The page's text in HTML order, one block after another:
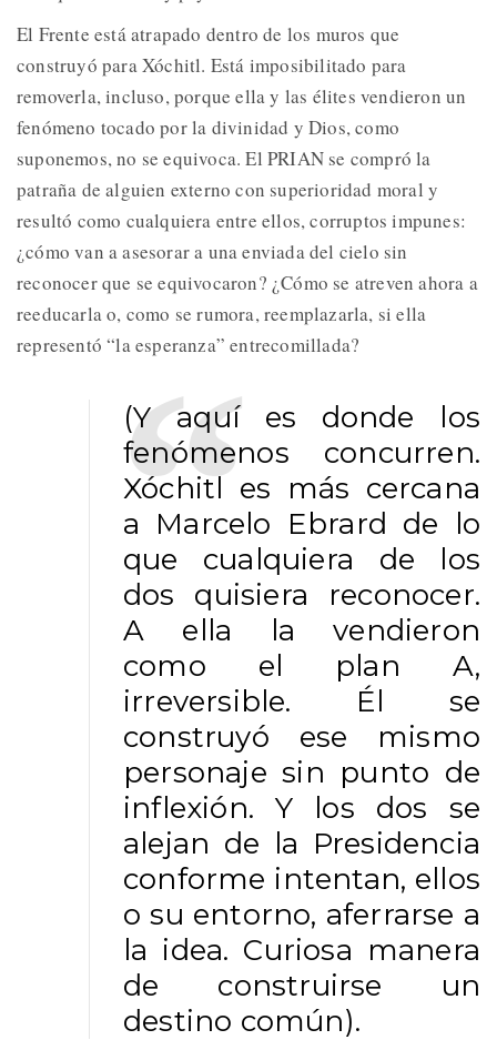
El Frente está atrapado dentro de los muros que
construyó para Xóchitl. Está imposibilitado para
removerla, incluso, porque ella y las élites vendieron un
fenómeno tocado por la divinidad y Dios, como
suponemos, no se equivoca. El PRIAN se compró la
patraña de alguien externo con superioridad moral y
resultó como cualquiera entre ellos, corruptos impunes:
¿cómo van a asesorar a una enviada del cielo sin
reconocer que se equivocaron? ¿Cómo se atreven ahora a
reeducarla o, como se rumora, reemplazarla, si ella
representó “la esperanza” entrecomillada?
(Y aquí es donde los
fenómenos concurren.
Xóchitl es más cercana
a Marcelo Ebrard de lo
que cualquiera de los
dos quisiera reconocer.
A ella la vendieron
como el plan A,
irreversible. Él se
construyó ese mismo
personaje sin punto de
inflexión. Y los dos se
alejan de la Presidencia
conforme intentan, ellos
o su entorno, aferrarse a
la idea. Curiosa manera
de construirse un
destino común).